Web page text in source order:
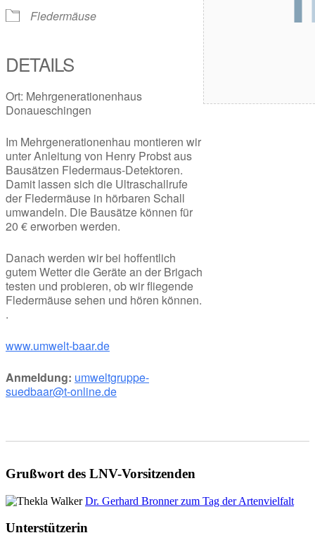
Fledermäuse
DETAILS
Ort: Mehrgenerationenhaus
Donaueschingen
Im Mehrgenerationenhau montieren wir
unter Anleitung von Henry Probst aus
Bausätzen Fledermaus-Detektoren.
Damit lassen sich die Ultraschallrufe
der Fledermäuse in hörbaren Schall
umwandeln. Die Bausätze können für
20 € erworben werden.
Danach werden wir bei hoffentlich
gutem Wetter die Geräte an der Brigach
testen und probieren, ob wir fliegende
Fledermäuse sehen und hören können.
.
www.umwelt-baar.de
Anmeldung: umweltgruppe-
suedbaar@t-online.de
Grußwort des LNV-Vorsitzenden
Dr. Gerhard Bronner zum Tag der Artenvielfalt
Unterstützerin